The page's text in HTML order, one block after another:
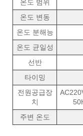
온도 범위
온도 변동
온도 분해능
온도 균일성
선반
타이밍
전원공급장
치
주변 온도